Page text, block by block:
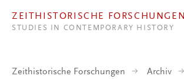
ZEITHISTORISCHE FORSCHUNGEN
STUDIES IN CONTEMPORARY HISTORY
Zeithistorische Forschungen Archiv